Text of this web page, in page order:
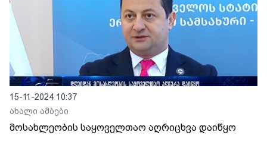
15-11-2024 10:37
ახალი ამბები
მოსახლეობის საყოველთაო აღრიცხვა დაიწყო